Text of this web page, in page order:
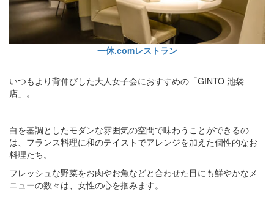
一休.comレストラン
いつもより背伸びした大人女子会におすすめの「GINTO 池袋
店」。
白を基調としたモダンな雰囲気の空間で味わうことができるの
は、フランス料理に和のテイストでアレンジを加えた個性的なお
料理たち。
フレッシュな野菜をお肉やお魚などと合わせた目にも鮮やかなメ
ニューの数々は、女性の心を掴みます。